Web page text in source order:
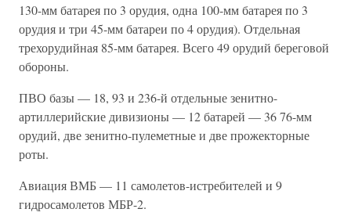
130-мм батарея по 3 орудия, одна 100-мм батарея по 3
орудия и три 45-мм батареи по 4 орудия). Отдельная
трехорудийная 85-мм батарея. Всего 49 орудий береговой
обороны.
ПВО базы — 18, 93 и 236-й отдельные зенитно-
артиллерийские дивизионы — 12 батарей — 36 76-мм
орудий, две зенитно-пулеметные и две прожекторные
роты.
Авиация ВМБ — 11 самолетов-истребителей и 9
гидросамолетов МБР-2.